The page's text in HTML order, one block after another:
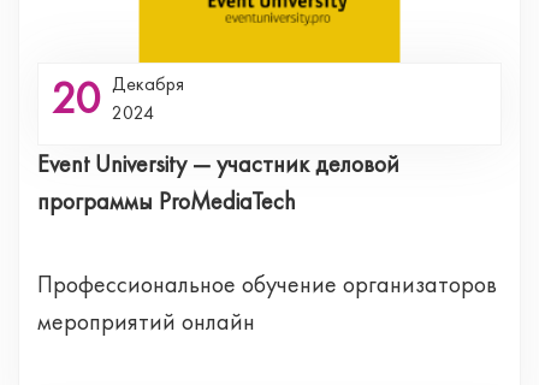
20 Декабря
2024
Event University — участник деловой
программы ProMediaTech
Профессиональное обучение организаторов
мероприятий онлайн